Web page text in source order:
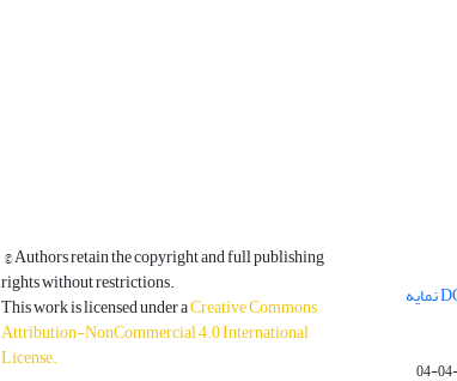
مجله فیزیک زمین و فضا در پایگاه بین المللی DOAJ نمایه
© Authors retain the copyright and full publishing
rights without restrictions.
This work is licensed under aCreative Commons
Attribution-NonCommercial 4.0 International
License.